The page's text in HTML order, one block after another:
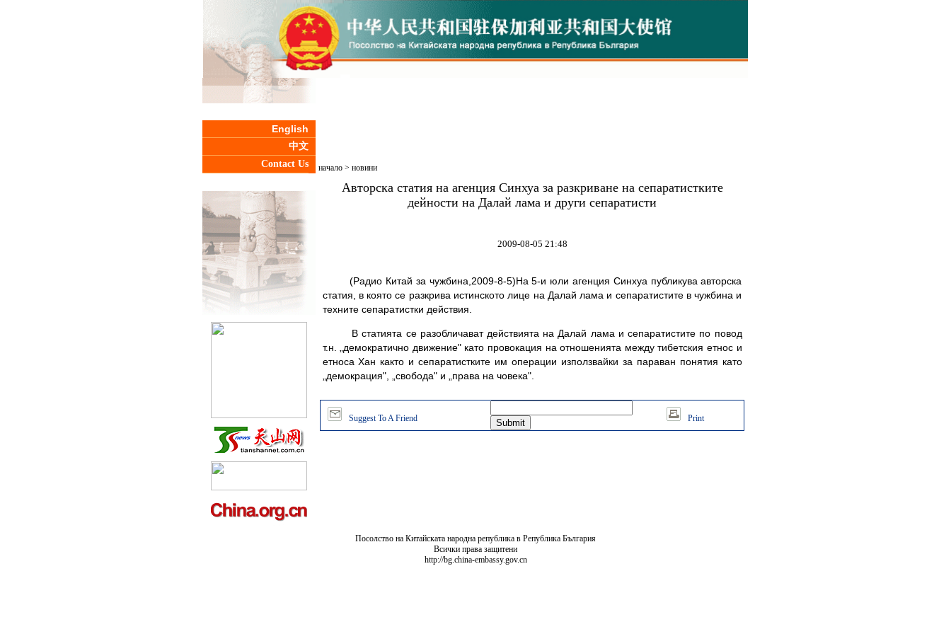
English
中文
Contact Us начало> новини
Авторска статия на агенция Синхуа за разкриване на сепаратистките
дейности на Далай лама и други сепаратисти
2009-08-05 21:48
(Радио Китай за чужбина,2009-8-5)На 5-и юли агенция Синхуа публикува авторска
статия, в която се разкрива истинското лице на Далай лама и сепаратистите в чужбина и
техните сепаратистки действия.
В статията се разобличават действията на Далай лама и сепаратистите по повод
т.н. „демократично движение" като провокация на отношенията между тибетския етнос и
етноса Хан както и сепаратистките им операции използвайки за параван понятия като
„демокрация", „свобода" и „права на човека".
Suggest To A Friend Print
Посолство на Китайската народна република в Република България
Всички права защитени
http://bg.china-embassy.gov.cn